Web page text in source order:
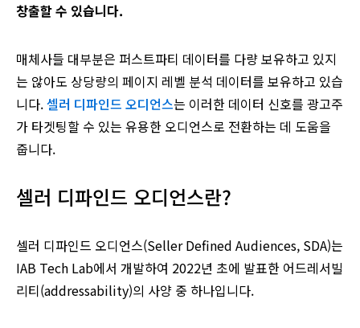
창출할 수 있습니다.
매체사들 대부분은 퍼스트파티 데이터를 다량 보유하고 있지
는 않아도 상당량의 페이지 레벨 분석 데이터를 보유하고 있습
니다.셀러 디파인드 오디언스는 이러한 데이터 신호를 광고주
가 타겟팅할 수 있는 유용한 오디언스로 전환하는 데 도움을
줍니다.
셀러 디파인드 오디언스란?
셀러 디파인드 오디언스(Seller Defined Audiences, SDA)는
IAB Tech Lab에서 개발하여 2022년 초에 발표한 어드레서빌
리티(addressability)의 사양 중 하나입니다.